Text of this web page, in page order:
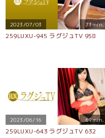
2023/07/03 73min.
259LUXU-945 ラグジュTV 958
2023/06/16 69min.
259LUXU-643 ラグジュTV 632